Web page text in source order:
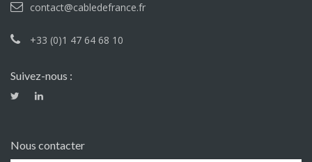
contact@cabledefrance.fr
+33 (0)1 47 64 68 10
Suivez-nous :
Nous contacter